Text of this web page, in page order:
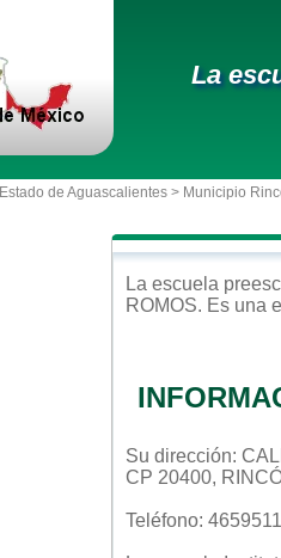
La
Estado de Aguascalientes > Municipio
La escuela
ROMOS. Es una
Su dirección:
CP 20400,
Teléfono: